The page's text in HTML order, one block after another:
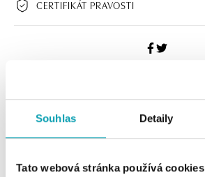
Souhlas Detaily
Tato webová stránka používá cookies
CERTIFIKÁT PRAVOSTI
Navštivte naše butiky